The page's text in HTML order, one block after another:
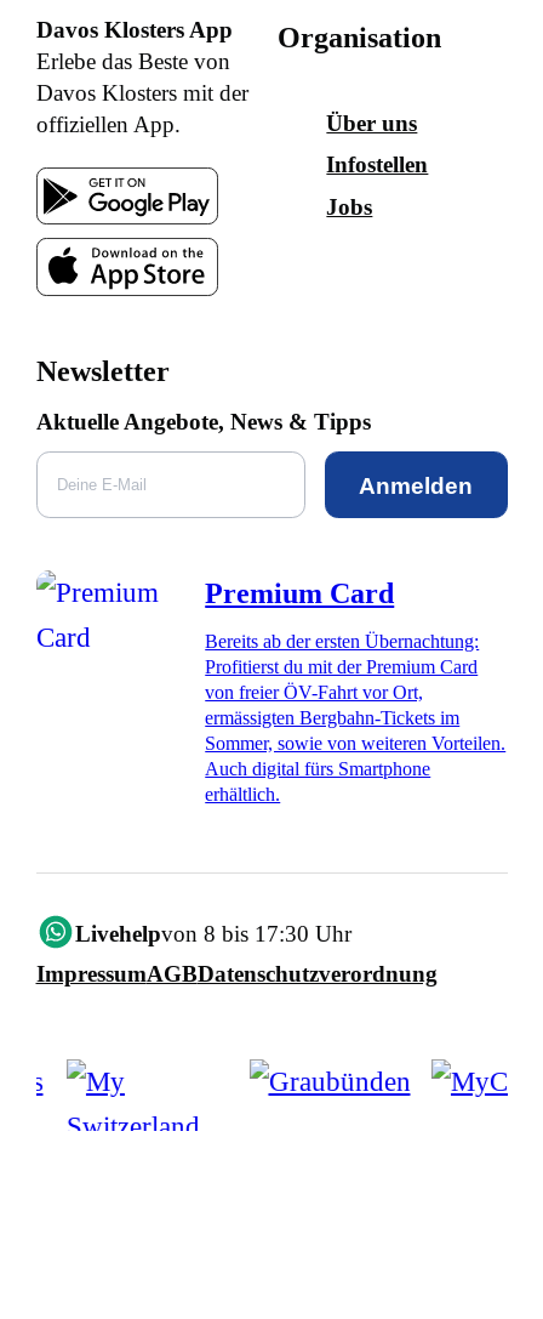
Davos Klosters App
Erlebe das Beste von
Davos Klosters mit der
offiziellen App.
Organisation
Über uns
Infostellen
Jobs
Newsletter
Aktuelle Angebote, News & Tipps
Anmelden
Premium Card
Bereits ab der ersten Übernachtung:
Profitierst du mit der Premium Card
von freier ÖV-Fahrt vor Ort,
ermässigten Bergbahn-Tickets im
Sommer, sowie von weiteren Vorteilen.
Auch digital fürs Smartphone
erhältlich.
Livehelpvon 8 bis 17:30 Uhr
ImpressumAGBDatenschutzverordnung